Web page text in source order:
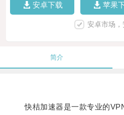
安卓下载 苹果
安卓市场
简介
快桔加速器是一款专业的